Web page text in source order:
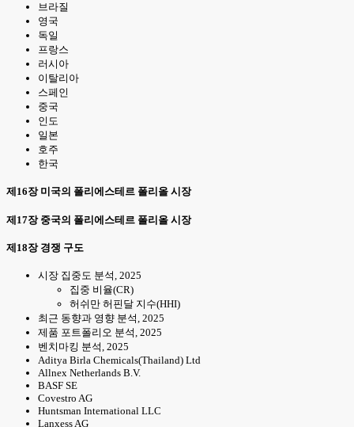
브라질
영국
독일
프랑스
러시아
이탈리아
스페인
중국
인도
일본
호주
한국
제16장 미국의 폴리에스테르 폴리올 시장
제17장 중국의 폴리에스테르 폴리올 시장
제18장 경쟁 구도
시장 집중도 분석, 2025
집중 비율(CR)
허쉬만 허핀달 지수(HHI)
최근 동향과 영향 분석, 2025
제품 포트폴리오 분석, 2025
벤치마킹 분석, 2025
Aditya Birla Chemicals(Thailand) Ltd
Allnex Netherlands B.V.
BASF SE
Covestro AG
Huntsman International LLC
Lanxess AG